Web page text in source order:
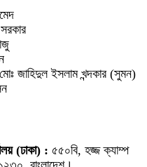
মোঃ জাহিদুল ইসলাম খন্দকার (সুমন)
(ঢাকা) : ৫৫০বি, হজ্জ ক্যাম্প